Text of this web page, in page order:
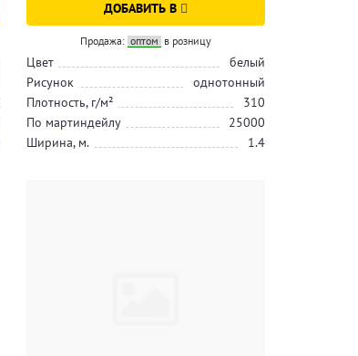
ДОБАВИТЬ В
Продажа: оптом в розницу
Цвет
белый
Рисунок
однотонный
Плотность, г/м²
310
По мартиндейлу
25000
Ширина, м.
1.4